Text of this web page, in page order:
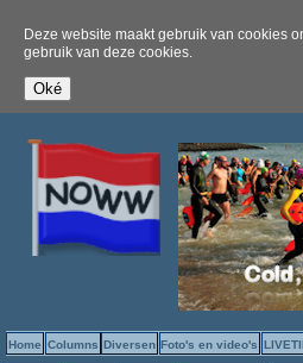
Deze website maakt gebruik van cookies
gebruik van deze cookies.
Home Columns Diversen Foto's en video's